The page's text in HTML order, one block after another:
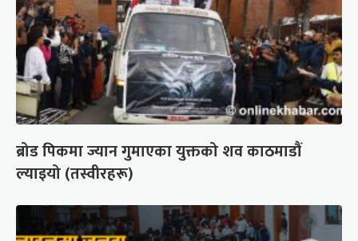
ब्रोड पिकमा ज्यान गुमाएका युक्तको शव काठमाडौं
ल्याइयो (तस्वीरहरू)